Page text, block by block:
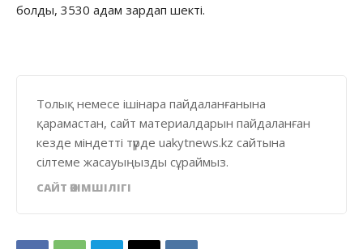
болды, 3530 адам зардап шекті.
Толық немесе ішінара пайдаланғанына
қарамастан, сайт материалдарын пайдаланған
кезде міндетті түрде uakytnews.kz сайтына
сілтеме жасауыңызды сұраймыз.
САЙТ ӘКІМШІЛІГІ